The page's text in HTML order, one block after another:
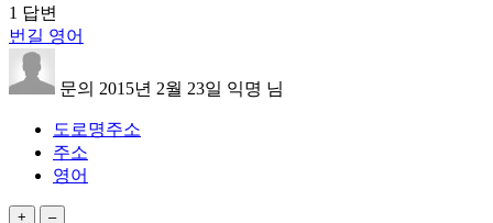
1 답변
번길 영어
문의 2015년 2월 23일 익명 님
도로명주소
주소
영어